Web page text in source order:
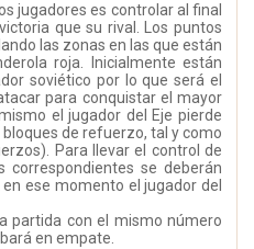
jugadores es controlar al final
que su rival. Los puntos
las zonas en las que están
roja. Inicialmente están
soviético por lo que será el
para conquistar el mayor
el jugador del Eje pierde
de refuerzo, tal y como
Para llevar el control de
correspondientes se deberán
ese momento el jugador del
partida con el mismo número
en empate.